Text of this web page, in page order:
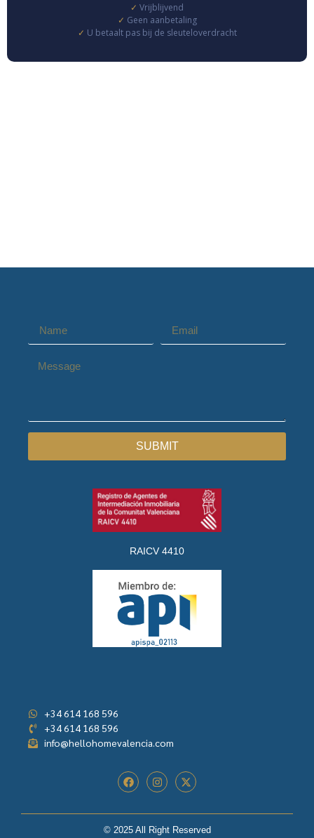
Vrijblijvend
Geen aanbetaling
U betaalt pas bij de sleuteloverdracht
SUBMIT
RAICV 4410
+34 614 168 596
+34 614 168 596
info@hellohomevalencia.com
© 2025 All Right Reserved